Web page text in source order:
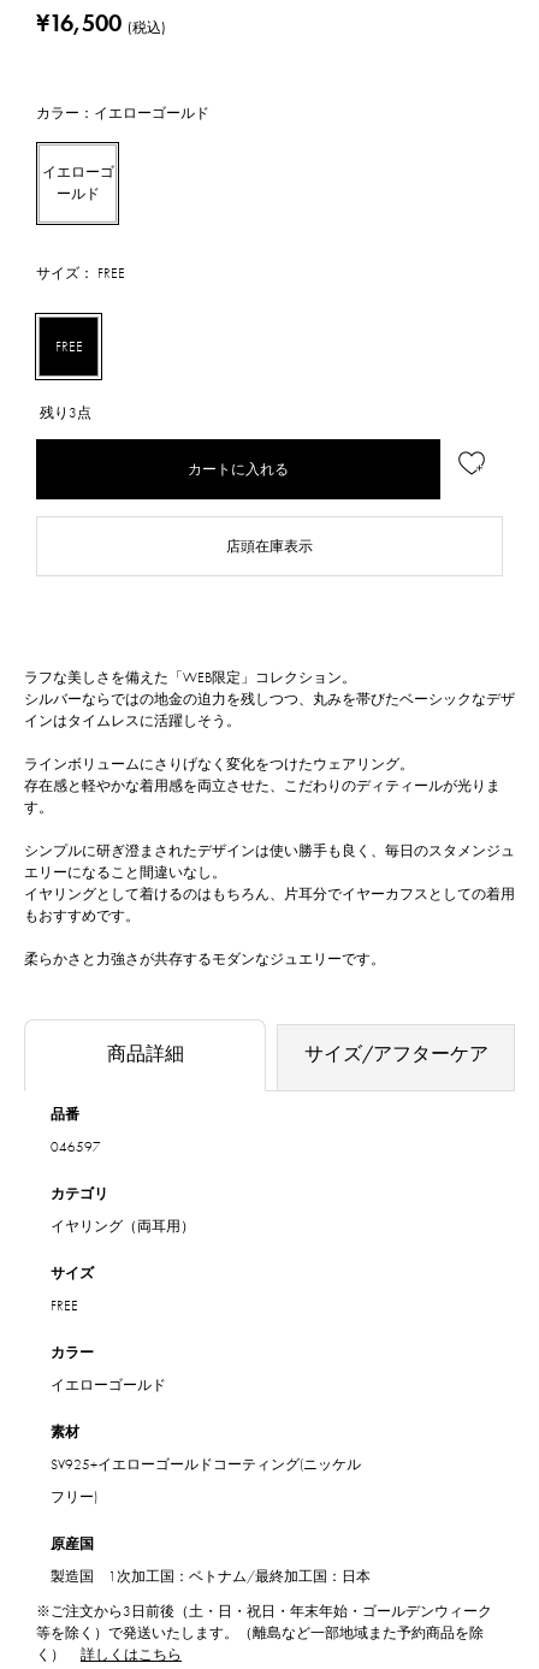
¥16,500 (税込)
カラー：イエローゴールド
イエローゴ
ールド
サイズ： FREE
FREE
残り3点
カートに入れる
店頭在庫表示
ラフな美しさを備えた「WEB限定」コレクション。
シルバーならではの地金の迫力を残しつつ、丸みを帯びたベーシックなデザ
インはタイムレスに活躍しそう。
ラインボリュームにさりげなく変化をつけたウェアリング。
存在感と軽やかな着用感を両立させた、こだわりのディティールが光りま
す。
シンプルに研ぎ澄まされたデザインは使い勝手も良く、毎日のスタメンジュ
エリーになること間違いなし。
イヤリングとして着けるのはもちろん、片耳分でイヤーカフスとしての着用
もおすすめです。
柔らかさと力強さが共存するモダンなジュエリーです。
商品詳細 サイズ/アフターケア
品番
046597
カテゴリ
イヤリング（両耳用）
サイズ
FREE
カラー
イエローゴールド
素材
SV925+イエローゴールドコーティング(ニッケル
フリー)
原産国
製造国 1次加工国：ベトナム/最終加工国：日本
※ご注文から3日前後（土・日・祝日・年末年始・ゴールデンウィーク
等を除く）で発送いたします。（離島など一部地域また予約商品を除
く）
詳しくはこちら